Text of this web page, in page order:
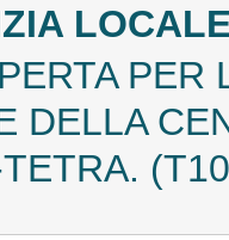
PER
DELLA